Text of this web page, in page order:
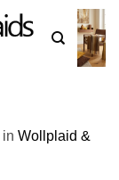
in Wollplaid &